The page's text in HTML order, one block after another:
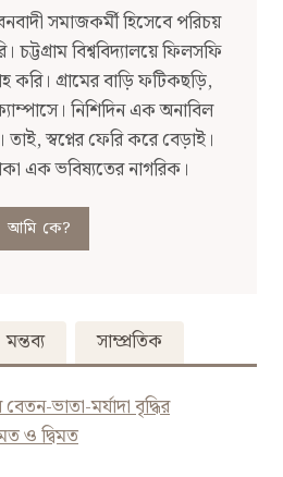
সমাজকর্মী হিসেবে পরিচয়
চট্টগ্রাম বিশ্ববিদ্যালয়ে ফিলসফি
করি। গ্রামের বাড়ি ফটিকছড়ি,
নিশিদিন এক অনাবিল
তাই, স্বপ্নের ফেরি করে বেড়াই।
এক ভবিষ্যতের নাগরিক।
আমি কে?
মন্তব্য সাম্প্রতিক
ভাতা-মর্যাদা বৃদ্ধির
ও দ্বিমত